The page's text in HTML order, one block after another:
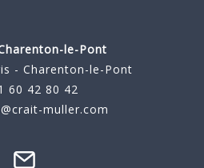
le-Pont
- Charenton-le-Pont
60 42 80 42
muller.com